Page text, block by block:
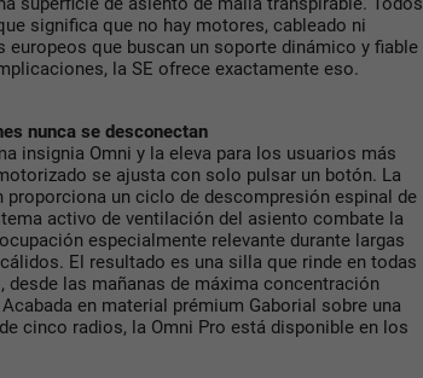
significa que no hay motores, cableado ni
europeos que buscan un soporte dinámico y fiable
la SE ofrece exactamente eso.
nunca se desconectan
insignia Omni y la eleva para los usuarios más
se ajusta con solo pulsar un botón. La
proporciona un ciclo de descompresión espinal de
activo de ventilación del asiento combate la
especialmente relevante durante largas
El resultado es una silla que rinde en todas
desde las mañanas de máxima concentración
en material prémium Gaborial sobre una
cinco radios, la Omni Pro está disponible en los